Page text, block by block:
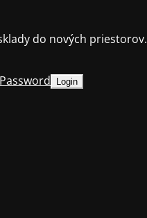
do nových priestorov.